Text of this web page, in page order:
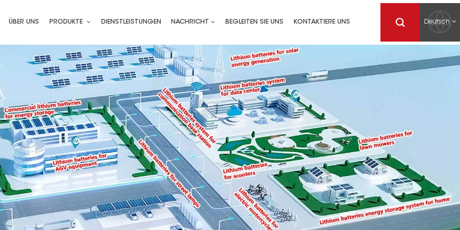
ÜBER UNS PRODUKTE DIENSTLEISTUNGEN NACHRICHT BEGLEITEN SIE UNS KONTAKTIERE UNS Deutsch